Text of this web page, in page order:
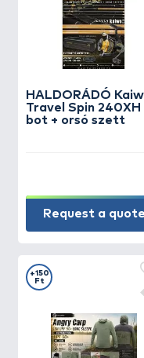
HALDORÁDÓ
Travel Spin 240XH
bot + orsó szett
Request a quote
+150
Ft